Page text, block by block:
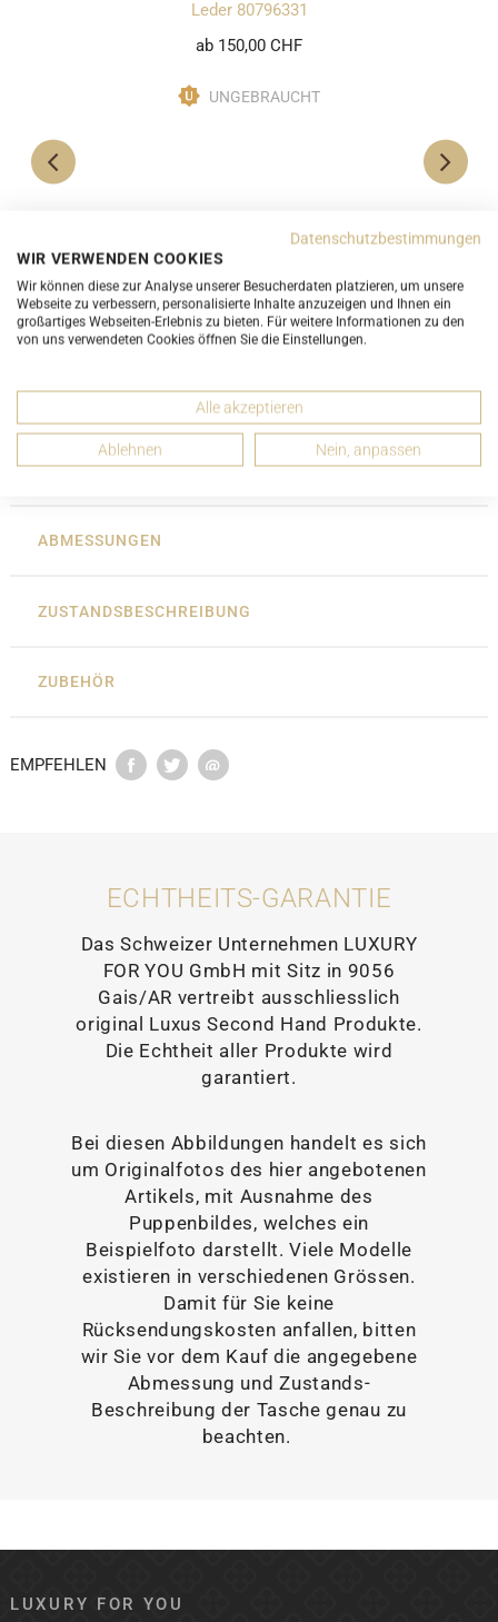
Leder 80796331
ab 150,00 CHF
UNGEBRAUCHT
DETAILS
ABMESSUNGEN
ZUSTANDSBESCHREIBUNG
ZUBEHÖR
EMPFEHLEN
ECHTHEITS-GARANTIE
Das Schweizer Unternehmen LUXURY
FOR YOU GmbH mit Sitz in 9056
Gais/AR vertreibt ausschliesslich
original Luxus Second Hand Produkte.
Die Echtheit aller Produkte wird
garantiert.
Bei diesen Abbildungen handelt es sich
um Originalfotos des hier angebotenen
Artikels, mit Ausnahme des
Puppenbildes, welches ein
Beispielfoto darstellt. Viele Modelle
existieren in verschiedenen Grössen.
Damit für Sie keine
Rücksendungskosten anfallen, bitten
wir Sie vor dem Kauf die angegebene
Abmessung und Zustands-
Beschreibung der Tasche genau zu
beachten.
LUXURY FOR YOU
Datenschutzbestimmungen
WIR VERWENDEN COOKIES
Wir können diese zur Analyse unserer Besucherdaten platzieren, um unsere
Webseite zu verbessern, personalisierte Inhalte anzuzeigen und Ihnen ein
großartiges Webseiten-Erlebnis zu bieten. Für weitere Informationen zu den
von uns verwendeten Cookies öffnen Sie die Einstellungen.
Alle akzeptieren
Ablehnen Nein, anpassen